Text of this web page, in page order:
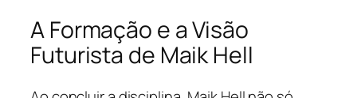
A Formação e a Visão
Futurista de Maik Hell